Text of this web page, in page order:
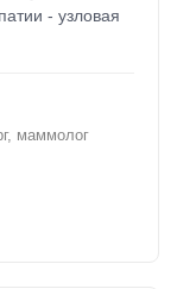
- узловая
маммолог